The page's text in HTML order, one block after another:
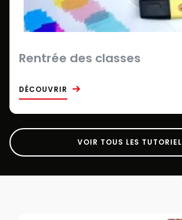
Rentrée des classes
DÉCOUVRIR
VOIR TOUS LES